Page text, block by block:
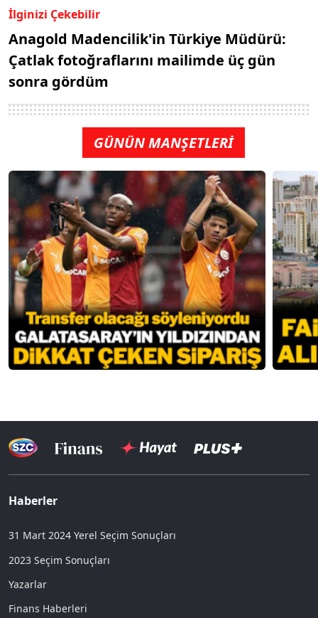
İlginizi Çekebilir
Anagold Madencilik'in Türkiye Müdürü:
Çatlak fotoğraflarını mailimde üç gün
sonra gördüm
GÜNÜN MANŞETLERİ
Haberler
31 Mart 2024 Yerel Seçim Sonuçları
2023 Seçim Sonuçları
Yazarlar
Finans Haberleri